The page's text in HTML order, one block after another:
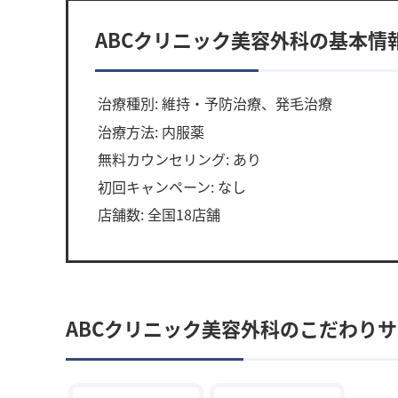
ABCクリニック美容外科の基本情
治療種別: 維持・予防治療、発毛治療
治療方法: 内服薬
無料カウンセリング: あり
初回キャンペーン: なし
店舗数: 全国18店舗
ABCクリニック美容外科のこだわり